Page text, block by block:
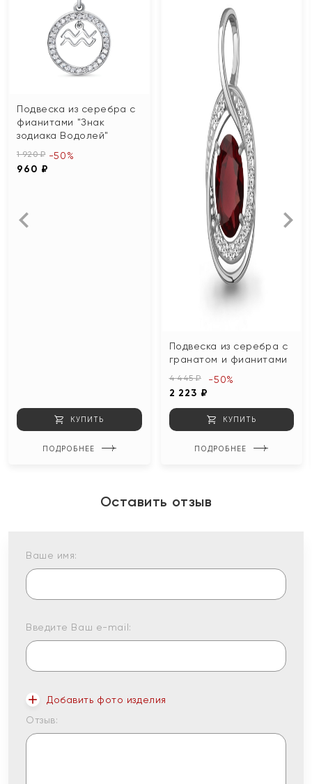
Подвеска из серебра с
фианитами "Знак
зодиака Водолей"
1 920 ₽
960 ₽
-50%
КУПИТЬ
ПОДРОБНЕЕ
Подвеска из серебра с
гранатом и фианитами
4 445 ₽
2 223 ₽
-50%
КУПИТЬ
ПОДРОБНЕЕ
Оставить отзыв
Ваше имя:
Введите Ваш e-mail:
Добавить фото изделия
Отзыв: